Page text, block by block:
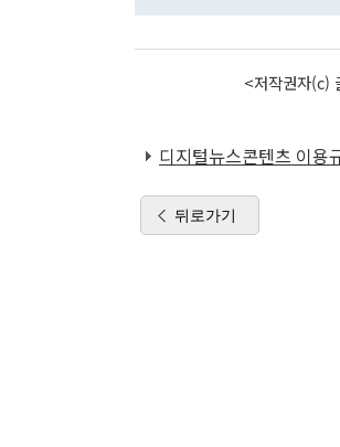
<저작권자(c)
디지털뉴스콘텐츠 이용
뒤로가기